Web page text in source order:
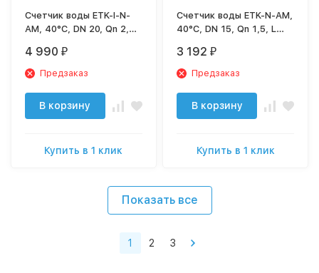
Счетчик воды ETK-I-N-
AM, 40°C, DN 20, Qn 2,5,
(10L/Imp.), без присоед.,
металлорукав (1)
4 990 ₽
Предзаказ
В корзину
Купить в 1 клик
Счетчик воды ETK-N-AM,
40°C, DN 15, Qn 1,5, L
присоед.
3 192 ₽
Предзаказ
В корзину
Купить в 1 клик
Показать все
1 2 3